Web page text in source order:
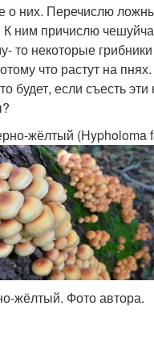
о них. Перечислю
К ним причислю
то некоторые
что растут на
будет, если съесть
жёлтый (Hypholoma
жёлтый. Фото автора.